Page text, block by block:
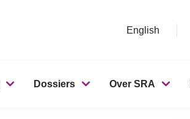
English
Dossiers Over SRA